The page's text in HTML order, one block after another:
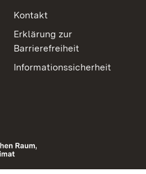
Kontakt
Erklärung zur
Barrierefreiheit
Informationssicherheit